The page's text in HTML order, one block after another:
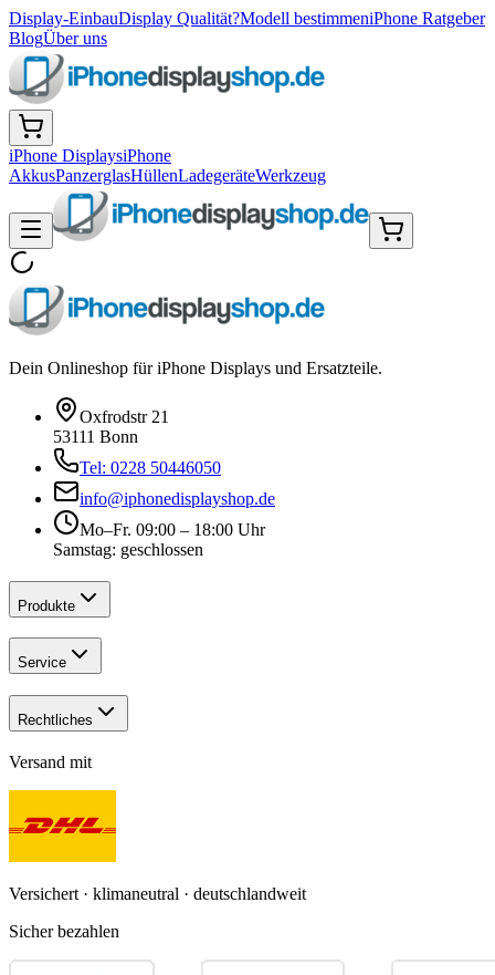
Display-EinbauDisplay Qualität?Modell bestimmeniPhone Ratgeber
BlogÜber uns
iPhone DisplaysiPhone
AkkusPanzerglasHüllenLadegeräteWerkzeug
Dein Onlineshop für iPhone Displays und Ersatzteile.
Oxfrodstr 21
53111 Bonn
Tel: 0228 50446050
info@iphonedisplayshop.de
Mo–Fr. 09:00 – 18:00 Uhr
Samstag: geschlossen
Produkte
Service
Rechtliches
Versand mit
Versichert · klimaneutral · deutschlandweit
Sicher bezahlen